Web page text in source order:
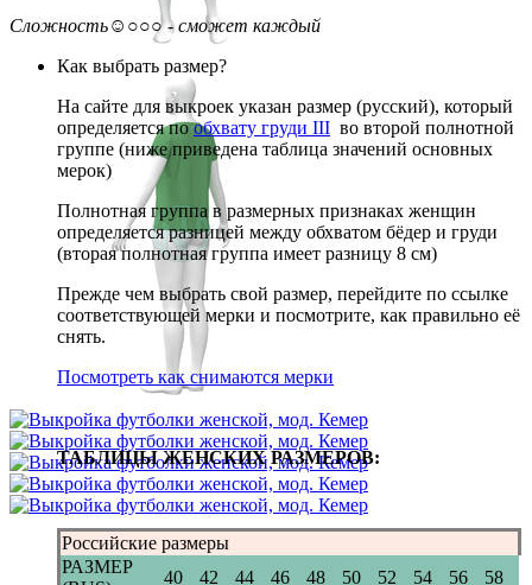
Сложность☺○○○ - сможет каждый
Как выбрать размер?
На сайте для выкроек указан размер (русский), который
определяется пообхвату груди III во второй полнотной
группе (ниже приведена таблица значений основных
мерок)
Полнотная группа в размерных признаках женщин
определяется разницей между обхватом бёдер и груди
(вторая полнотная группа имеет разницу 8 см)
Прежде чем выбрать свой размер, перейдите по ссылке
соответствующей мерки и посмотрите, как правильно её
снять.
Посмотреть как снимаются мерки
ТАБЛИЦЫ ЖЕНСКИХ РАЗМЕРОВ:
Российские размеры
РАЗМЕР
40 42 44 46 48 50 52 54 56
58